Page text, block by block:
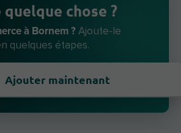
chose ?
à Bornem ? Ajoute-le
quelques étapes.
Ajouter maintenant